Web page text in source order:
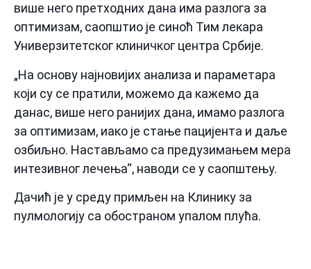
више него претходних дана има разлога за
оптимизам, саопштио је синоћ Тим лекара
Универзитетског клиничког центра Србије.
„На основу најновијих анализа и параметара
који су се пратили, можемо да кажемо да
данас, више него ранијих дана, имамо разлога
за оптимизам, иако је стање пацијента и даље
озбиљно. Настављамо са предузимањем мера
интезивног лечења“, наводи се у саопштењу.
Дачић је у среду примљен на Клинику за
пулмологију са обостраном упалом плућа.